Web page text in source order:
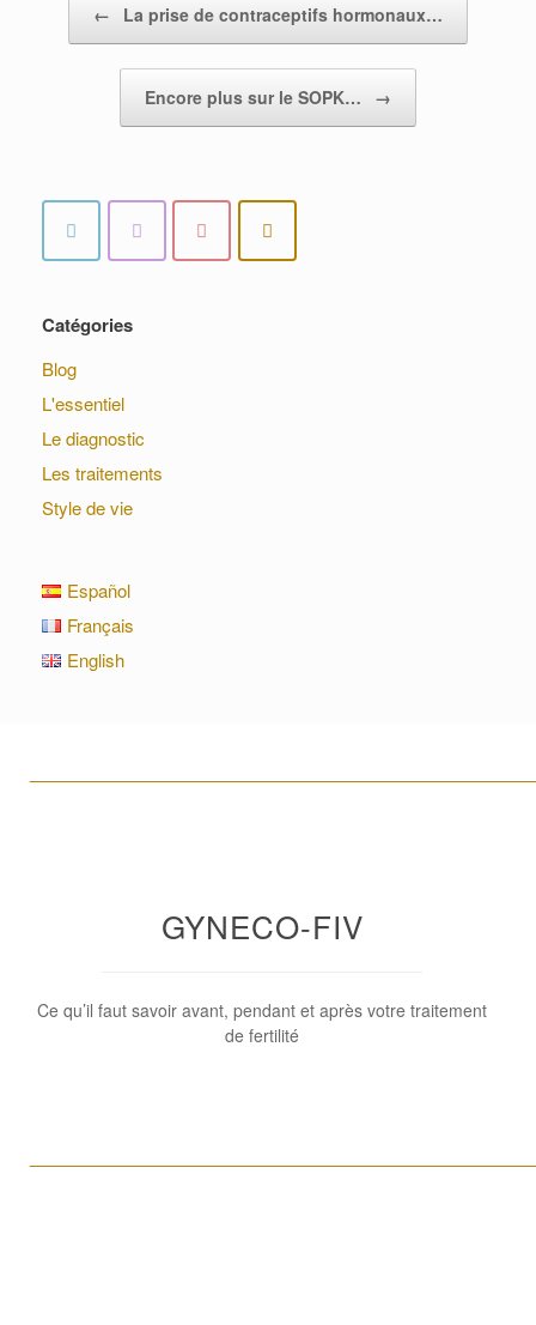
← La prise de contraceptifs hormonaux…
Encore plus sur le SOPK… →
Catégories
Blog
L'essentiel
Le diagnostic
Les traitements
Style de vie
Español
Français
English
GYNECO-FIV
Ce qu’il faut savoir avant, pendant et après votre traitement
de fertilité